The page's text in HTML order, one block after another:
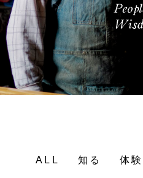
ALL 知る 体験